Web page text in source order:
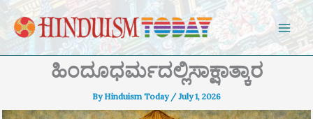
Skip to content
ಹಿಂದೂಧರ್ಮದಲ್ಲಿಸಾಕ್ಷಾತ್ಕಾರ
ByHinduism Today /July 1, 2026